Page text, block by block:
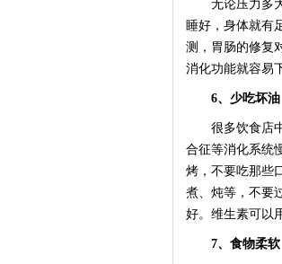
无论压力多大
睡好，身体就有
测，胃肠的修复
消化功能就容易
6、少吃坏油
很多饮食店中
合征等消化系统
烤，不要吃那些
煮、炖等，不要
好。维生素可以
7、食物柔软